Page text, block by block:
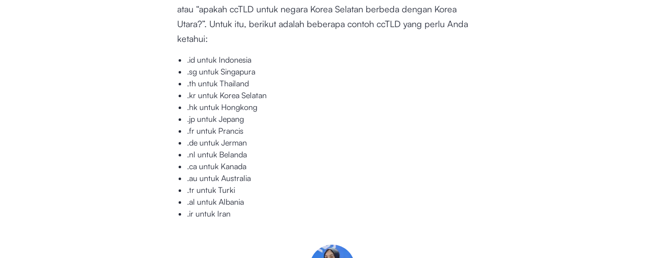
atau “apakah ccTLD untuk negara Korea Selatan berbeda dengan Korea
Utara?”. Untuk itu, berikut adalah beberapa contoh ccTLD yang perlu Anda
ketahui:
.id untuk Indonesia
.sg untuk Singapura
.th untuk Thailand
.kr untuk Korea Selatan
.hk untuk Hongkong
.jp untuk Jepang
.fr untuk Prancis
.de untuk Jerman
.nl untuk Belanda
.ca untuk Kanada
.au untuk Australia
.tr untuk Turki
.al untuk Albania
.ir untuk Iran